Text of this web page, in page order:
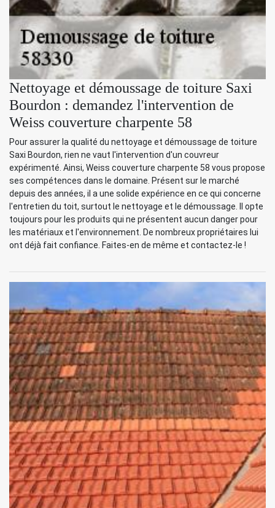
Nettoyage et démoussage de toiture Saxi
Bourdon : demandez l'intervention de
Weiss couverture charpente 58
Pour assurer la qualité du nettoyage et démoussage de toiture
Saxi Bourdon, rien ne vaut l'intervention d'un couvreur
expérimenté. Ainsi, Weiss couverture charpente 58 vous propose
ses compétences dans le domaine. Présent sur le marché
depuis des années, il a une solide expérience en ce qui concerne
l'entretien du toit, surtout le nettoyage et le démoussage. Il opte
toujours pour les produits qui ne présentent aucun danger pour
les matériaux et l'environnement. De nombreux propriétaires lui
ont déjà fait confiance. Faites-en de même et contactez-le !